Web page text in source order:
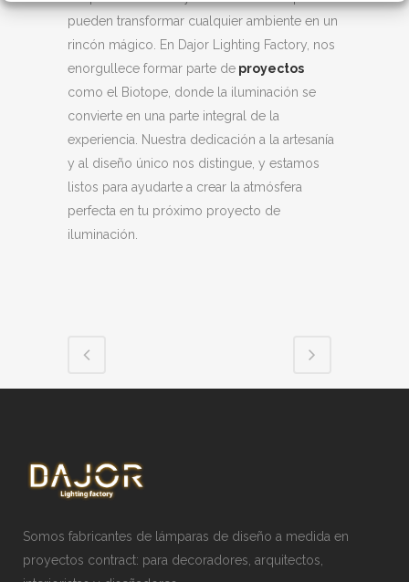
pueden transformar cualquier ambiente en un
rincón mágico. En Dajor Lighting Factory, nos
enorgullece formar parte de proyectos
como el Biotope, donde la iluminación se
convierte en una parte integral de la
experiencia. Nuestra dedicación a la artesanía
y al diseño único nos distingue, y estamos
listos para ayudarte a crear la atmósfera
perfecta en tu próximo proyecto de
iluminación.
Somos fabricantes de lámparas de diseño a medida en
proyectos contract: para decoradores, arquitectos,